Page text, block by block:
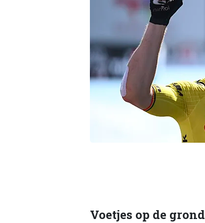
Voetjes op de grond